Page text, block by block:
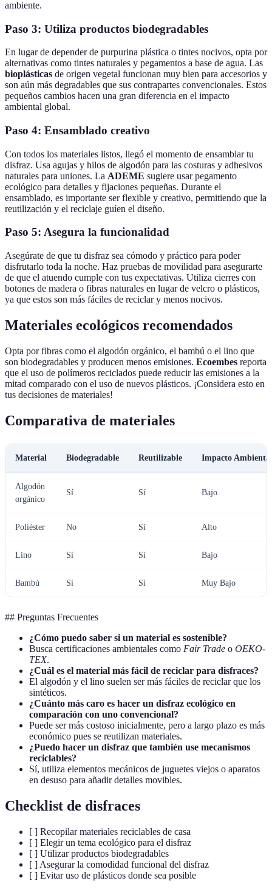
ambiente.
Paso 3: Utiliza productos biodegradables
En lugar de depender de purpurina plástica o tintes nocivos, opta por
alternativas como tintes naturales y pegamentos a base de agua. Las
bioplásticas de origen vegetal funcionan muy bien para accesorios y
son aún más degradables que sus contrapartes convencionales. Estos
pequeños cambios hacen una gran diferencia en el impacto
ambiental global.
Paso 4: Ensamblado creativo
Con todos los materiales listos, llegó el momento de ensamblar tu
disfraz. Usa agujas y hilos de algodón para las costuras y adhesivos
naturales para uniones. La ADEME sugiere usar pegamento
ecológico para detalles y fijaciones pequeñas. Durante el
ensamblado, es importante ser flexible y creativo, permitiendo que la
reutilización y el reciclaje guíen el diseño.
Paso 5: Asegura la funcionalidad
Asegúrate de que tu disfraz sea cómodo y práctico para poder
disfrutarlo toda la noche. Haz pruebas de movilidad para asegurarte
de que el atuendo cumple con tus expectativas. Utiliza cierres con
botones de madera o fibras naturales en lugar de velcro o plásticos,
ya que estos son más fáciles de reciclar y menos nocivos.
Materiales ecológicos recomendados
Opta por fibras como el algodón orgánico, el bambú o el lino que
son biodegradables y producen menos emisiones. Ecoembes reporta
que el uso de polímeros reciclados puede reducir las emisiones a la
mitad comparado con el uso de nuevos plásticos. ¡Considera esto en
tus decisiones de materiales!
Comparativa de materiales
Material Biodegradable Reutilizable Impacto Ambiental
Algodón
orgánico
Sí Sí Bajo
Poliéster No Sí Alto
Lino Sí Sí Bajo
Bambú Sí Sí Muy Bajo
## Preguntas Frecuentes
¿Cómo puedo saber si un material es sostenible?
Busca certificaciones ambientales como Fair Trade o OEKO-
TEX.
¿Cuál es el material más fácil de reciclar para disfraces?
El algodón y el lino suelen ser más fáciles de reciclar que los
sintéticos.
¿Cuánto más caro es hacer un disfraz ecológico en
comparación con uno convencional?
Puede ser más costoso inicialmente, pero a largo plazo es más
económico pues se reutilizan materiales.
¿Puedo hacer un disfraz que también use mecanismos
reciclables?
Sí, utiliza elementos mecánicos de juguetes viejos o aparatos
en desuso para añadir detalles movibles.
Checklist de disfraces
[ ] Recopilar materiales reciclables de casa
[ ] Elegir un tema ecológico para el disfraz
[ ] Utilizar productos biodegradables
[ ] Asegurar la comodidad funcional del disfraz
[ ] Evitar uso de plásticos donde sea posible